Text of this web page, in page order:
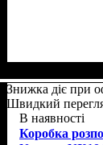
Знижка діє при
Швидкий
В наявності
Коробка